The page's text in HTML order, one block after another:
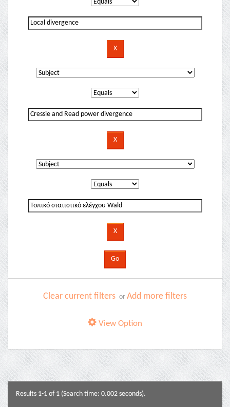
Clear current filters or Add more filters
View Option
Results 1-1 of 1 (Search time: 0.002 seconds).